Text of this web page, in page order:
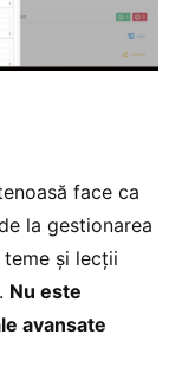
face ca
la gestionarea
și lecții
Nu este
avansate